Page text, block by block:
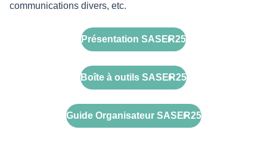
communications divers, etc.
Présentation SASER25
Boîte à outils SASER25
Guide Organisateur SASER25